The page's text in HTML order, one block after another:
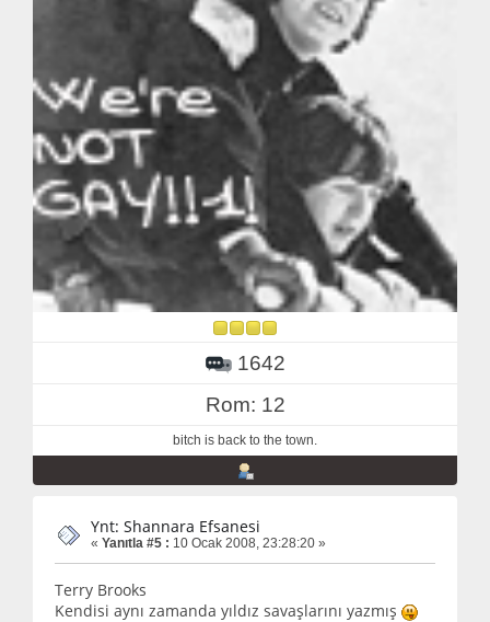
1642
Rom: 12
bitch is back to the town.
Ynt: Shannara Efsanesi
« Yanıtla #5 : 10 Ocak 2008, 23:28:20 »
Terry Brooks
Kendisi aynı zamanda yıldız savaşlarını yazmış